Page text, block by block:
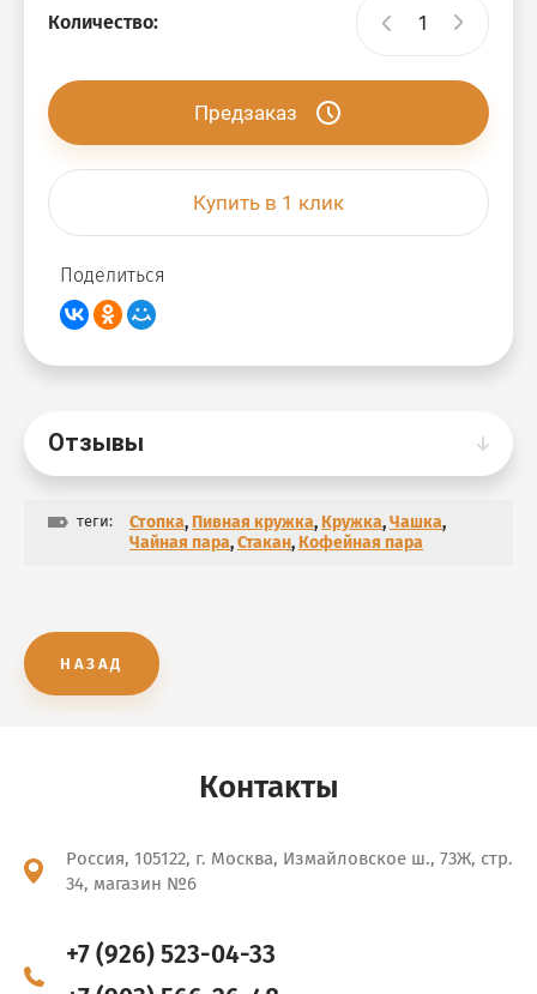
Количество:
Предзаказ
Купить в 1 клик
Поделиться
Отзывы
теги: Стопка, Пивная кружка, Кружка,Чашка,
Чайная пара,Стакан, Кофейная пара
НАЗАД
Контакты
Россия, 105122, г. Москва, Измайловское ш., 73Ж, стр.
34, магазин №6
+7 (926) 523-04-33